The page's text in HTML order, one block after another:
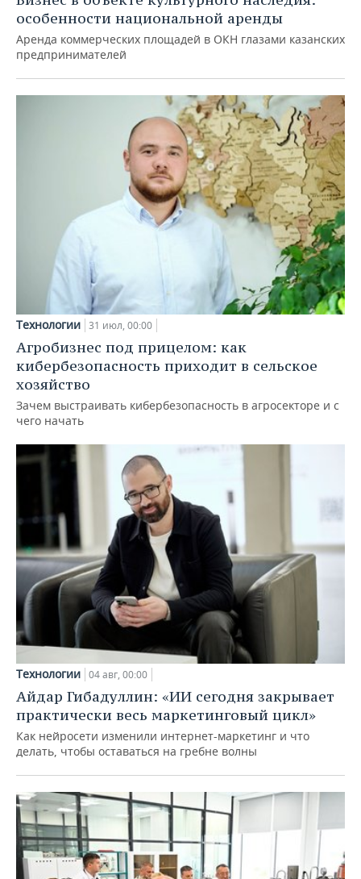
особенности национальной аренды
Аренда коммерческих площадей в ОКН глазами казанских
предпринимателей
Технологии 31 июл, 00:00
Агробизнес под прицелом: как
кибербезопасность приходит в сельское
хозяйство
Зачем выстраивать кибербезопасность в агросекторе и с
чего начать
Технологии 04 авг, 00:00
Айдар Гибадуллин: «ИИ сегодня закрывает
практически весь маркетинговый цикл»
Как нейросети изменили интернет-маркетинг и что
делать, чтобы оставаться на гребне волны